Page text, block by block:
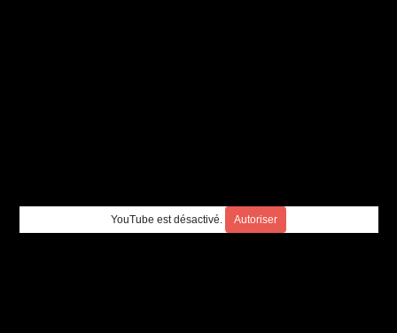
YouTube est désactivé. Autoriser